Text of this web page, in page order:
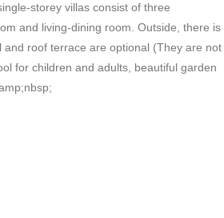
storey villas consist of three
and living-dining room. Outside, there is
roof terrace are optional (They are not
for children and adults, beautiful garden